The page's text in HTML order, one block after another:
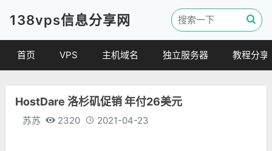
138vps信息分享网
首页 VPS
便宜VPS
VPS评测
主机域名
虚拟主机
独立服务器 教程分享
HostDare 洛杉矶促销 年付26美元
苏苏 2320 2021-04-23